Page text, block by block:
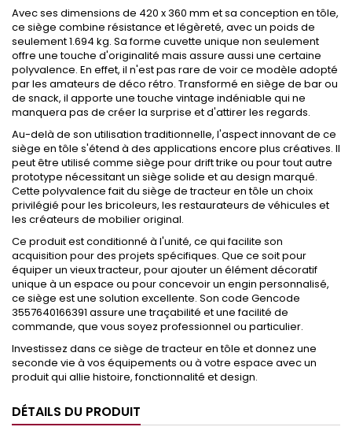
Avec ses dimensions de 420 x 360 mm et sa conception en tôle,
ce siège combine résistance et légèreté, avec un poids de
seulement 1.694 kg. Sa forme cuvette unique non seulement
offre une touche d'originalité mais assure aussi une certaine
polyvalence. En effet, il n'est pas rare de voir ce modèle adopté
par les amateurs de déco rétro. Transformé en siège de bar ou
de snack, il apporte une touche vintage indéniable qui ne
manquera pas de créer la surprise et d'attirer les regards.
Au-delà de son utilisation traditionnelle, l'aspect innovant de ce
siège en tôle s'étend à des applications encore plus créatives. Il
peut être utilisé comme siège pour drift trike ou pour tout autre
prototype nécessitant un siège solide et au design marqué.
Cette polyvalence fait du siège de tracteur en tôle un choix
privilégié pour les bricoleurs, les restaurateurs de véhicules et
les créateurs de mobilier original.
Ce produit est conditionné à l'unité, ce qui facilite son
acquisition pour des projets spécifiques. Que ce soit pour
équiper un vieux tracteur, pour ajouter un élément décoratif
unique à un espace ou pour concevoir un engin personnalisé,
ce siège est une solution excellente. Son code Gencode
3557640166391 assure une traçabilité et une facilité de
commande, que vous soyez professionnel ou particulier.
Investissez dans ce siège de tracteur en tôle et donnez une
seconde vie à vos équipements ou à votre espace avec un
produit qui allie histoire, fonctionnalité et design.
DÉTAILS DU PRODUIT